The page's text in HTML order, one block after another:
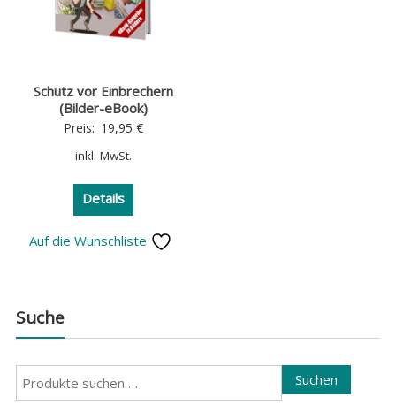
Schutz vor Einbrechern
(Bilder-eBook)
Preis: 19,95 €
inkl. MwSt.
Details
Auf die Wunschliste
Suche
Suchen
nach:
Suchen